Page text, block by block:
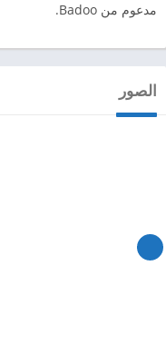
مدعوم من Badoo.
الصور